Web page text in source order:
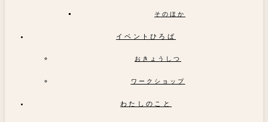
そのほか
イベントひろば
おきょうしつ
ワークショップ
わたしのこと